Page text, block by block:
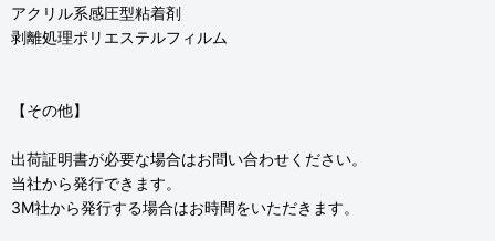
アクリル系感圧型粘着剤
剥離処理ポリエステルフィルム
【その他】
出荷証明書が必要な場合はお問い合わせください。
当社から発行できます。
3M社から発行する場合はお時間をいただきます。